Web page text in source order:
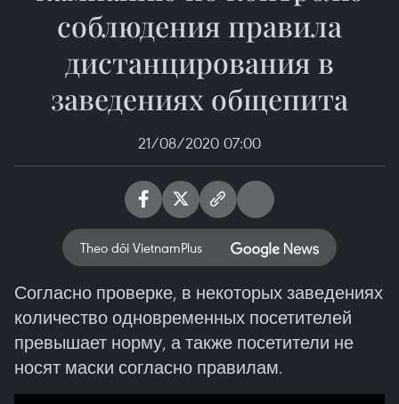
соблюдения правила
дистанцирования в
заведениях общепита
21/08/2020 07:00
Theo dõi VietnamPlus
Согласно проверке, в некоторых заведениях
количество одновременных посетителей
превышает норму, а также посетители не
носят маски согласно правилам.